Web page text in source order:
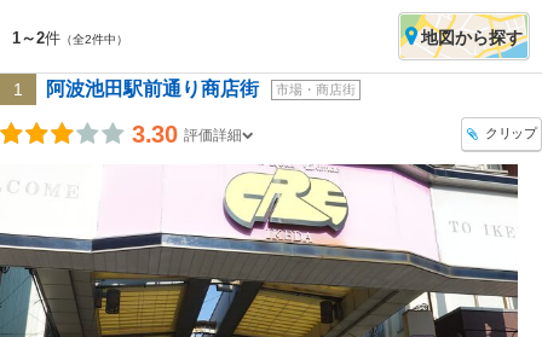
1～2件 （全2件中） 地図から探す
1 阿波池田駅前通り商店街 市場・商店街
3.30 評価詳細 クリップ